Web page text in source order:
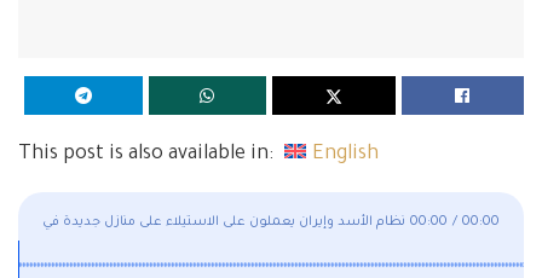
This post is also available in: English
نظام الأسد وإيران يعملون على الاستيلاء على منازل جديدة في 00:00 / 00:00